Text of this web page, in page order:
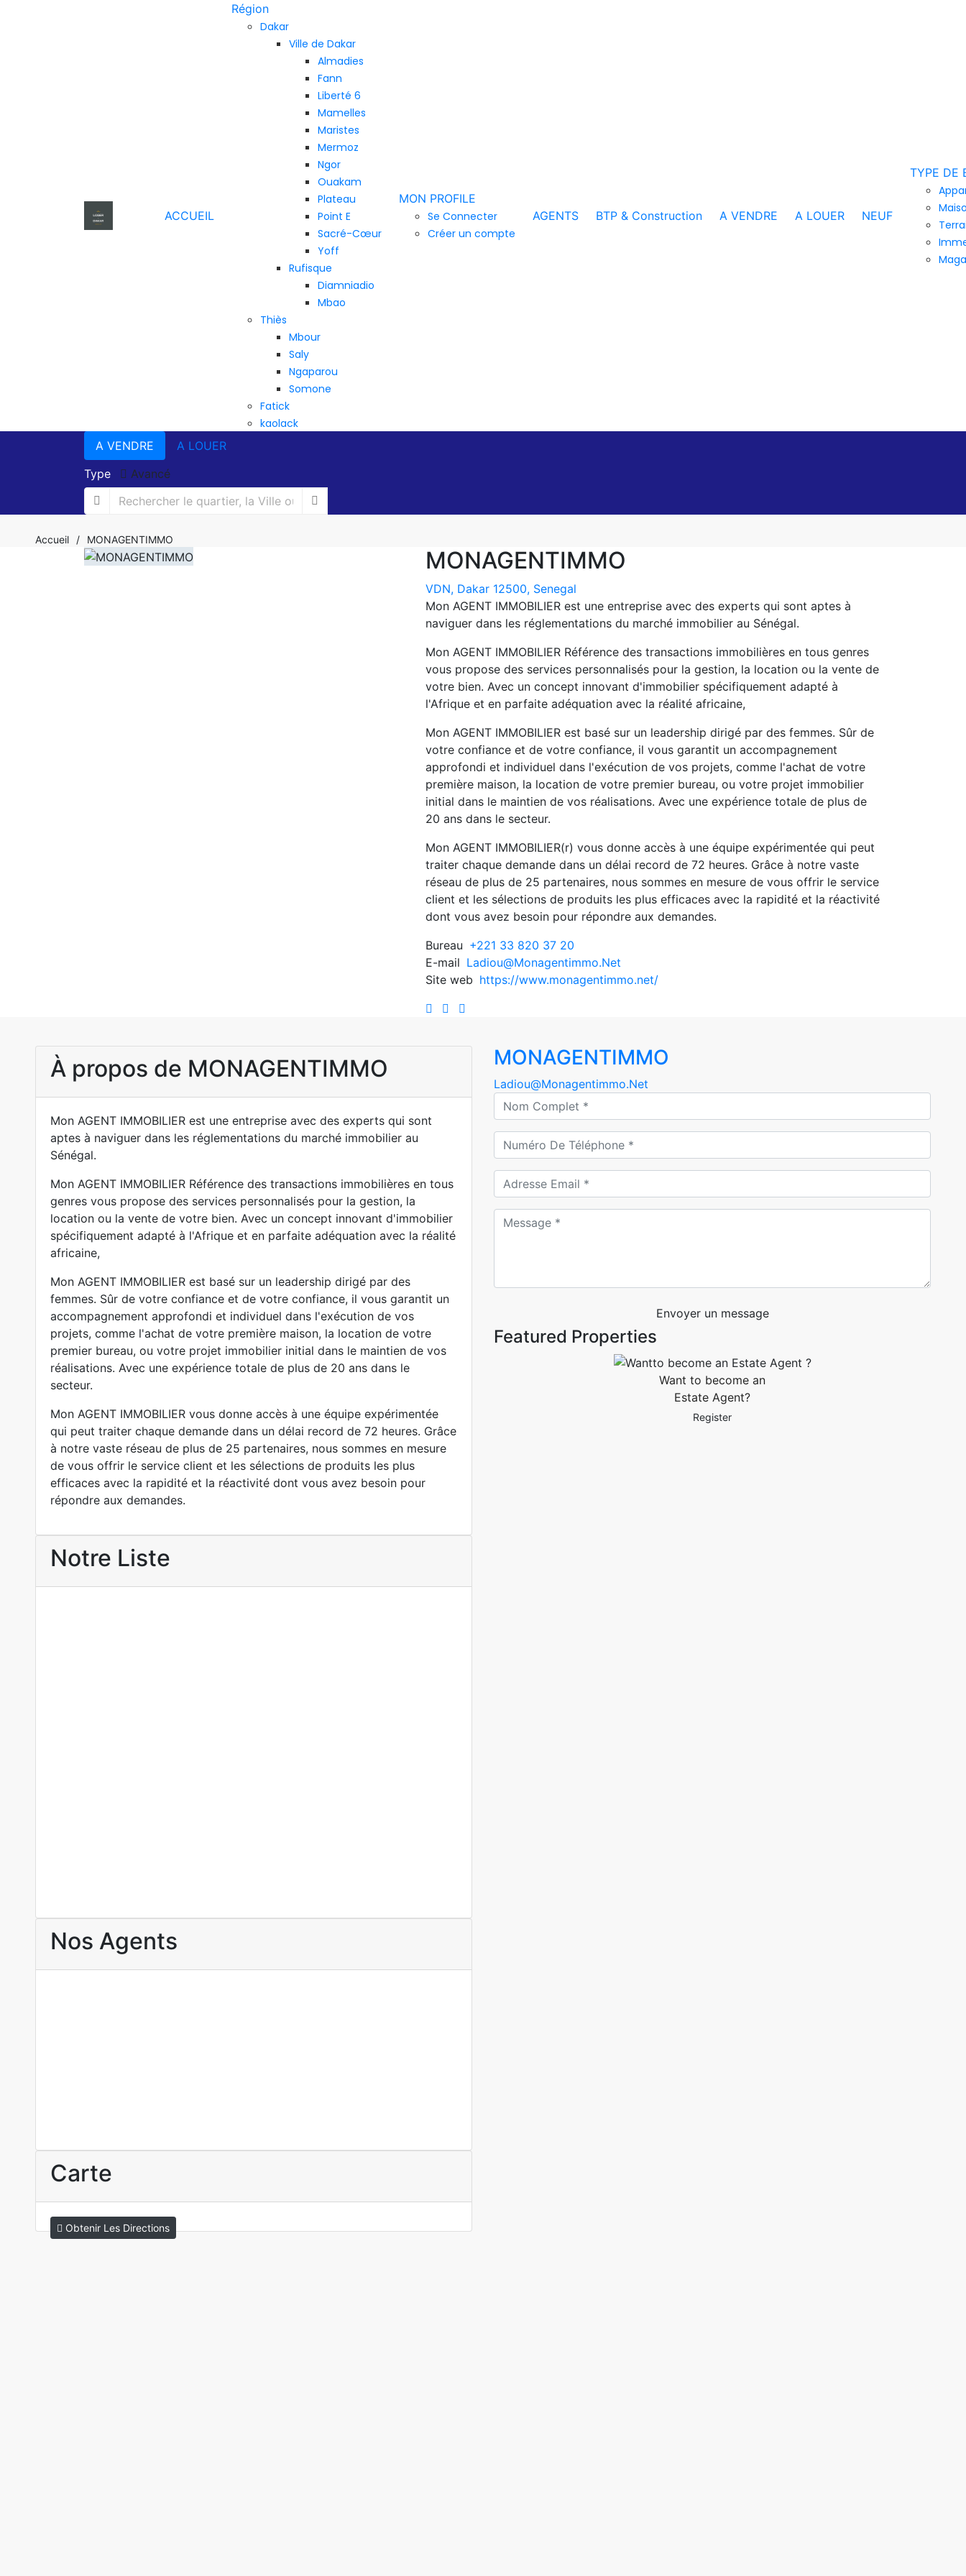
ACCUEIL
Région
Dakar
Ville de Dakar
Almadies
Fann
Liberté 6
Mamelles
Maristes
Mermoz
Ngor
Ouakam
Plateau
Point E
Sacré-Cœur
Yoff
Rufisque
Diamniadio
Mbao
Thiès
Mbour
Saly
Ngaparou
Somone
Fatick
kaolack
MON PROFILE
Se Connecter
Créer un compte
AGENTS BTP & Construction A VENDRE A LOUER NEUF
TYPE DE
A VENDRE
A LOUER
Type
Avancé
Accueil / MONAGENTIMMO
MONAGENTIMMO
VDN, Dakar 12500, Senegal
Mon AGENT IMMOBILIER est une entreprise avec des experts qui sont aptes à
naviguer dans les réglementations du marché immobilier au Sénégal.
Mon AGENT IMMOBILIER Référence des transactions immobilières en tous genres
vous propose des services personnalisés pour la gestion, la location ou la vente de
votre bien. Avec un concept innovant d'immobilier spécifiquement adapté à
l'Afrique et en parfaite adéquation avec la réalité africaine,
Mon AGENT IMMOBILIER est basé sur un leadership dirigé par des femmes. Sûr de
votre confiance et de votre confiance, il vous garantit un accompagnement
approfondi et individuel dans l'exécution de vos projets, comme l'achat de votre
première maison, la location de votre premier bureau, ou votre projet immobilier
initial dans le maintien de vos réalisations. Avec une expérience totale de plus de
20 ans dans le secteur.
Mon AGENT IMMOBILIER(r) vous donne accès à une équipe expérimentée qui peut
traiter chaque demande dans un délai record de 72 heures. Grâce à notre vaste
réseau de plus de 25 partenaires, nous sommes en mesure de vous offrir le service
client et les sélections de produits les plus efficaces avec la rapidité et la réactivité
dont vous avez besoin pour répondre aux demandes.
Bureau +221 33 820 37 20
E-mail Ladiou@Monagentimmo.Net
Site web https://www.monagentimmo.net/
À propos de MONAGENTIMMO
Mon AGENT IMMOBILIER est une entreprise avec des experts qui sont
aptes à naviguer dans les réglementations du marché immobilier au
Sénégal.
Mon AGENT IMMOBILIER Référence des transactions immobilières en tous
genres vous propose des services personnalisés pour la gestion, la
location ou la vente de votre bien. Avec un concept innovant d'immobilier
spécifiquement adapté à l'Afrique et en parfaite adéquation avec la réalité
africaine,
Mon AGENT IMMOBILIER est basé sur un leadership dirigé par des
femmes. Sûr de votre confiance et de votre confiance, il vous garantit un
accompagnement approfondi et individuel dans l'exécution de vos
projets, comme l'achat de votre première maison, la location de votre
premier bureau, ou votre projet immobilier initial dans le maintien de vos
réalisations. Avec une expérience totale de plus de 20 ans dans le
secteur.
Mon AGENT IMMOBILIER vous donne accès à une équipe expérimentée
qui peut traiter chaque demande dans un délai record de 72 heures. Grâce
à notre vaste réseau de plus de 25 partenaires, nous sommes en mesure
de vous offrir le service client et les sélections de produits les plus
efficaces avec la rapidité et la réactivité dont vous avez besoin pour
répondre aux demandes.
Notre Liste
Nos Agents
Carte
Obtenir Les Directions
MONAGENTIMMO
Ladiou@Monagentimmo.Net
Envoyer un message
Featured Properties
Want to become an
Estate Agent?
Register